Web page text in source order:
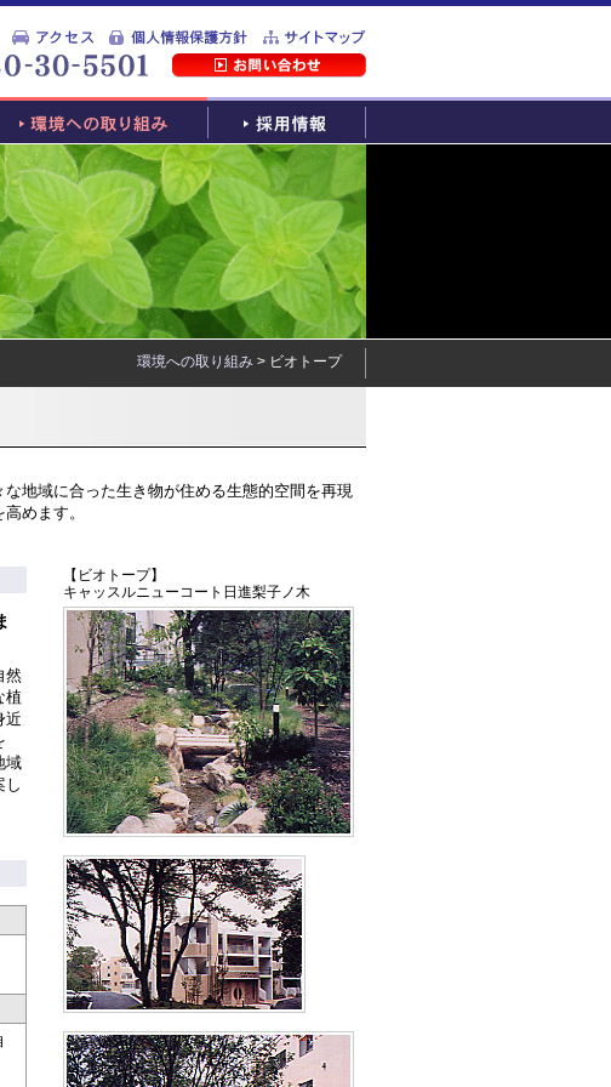
環境への取り組み > ビオトープ
地域に合った生き物が住める生態的空間を再現
めます。
然
植
近
域
し
【ビオトープ】
キャッスルニューコート日進梨子ノ木